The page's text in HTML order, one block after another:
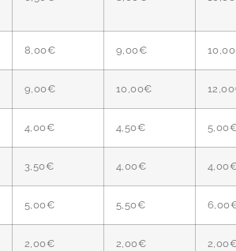
8,00€ 9,00€
9,00€ 10,00€
4,00€ 4,50€
3,50€ 4,00€
5,00€ 5,50€
2,00€ 2,00€